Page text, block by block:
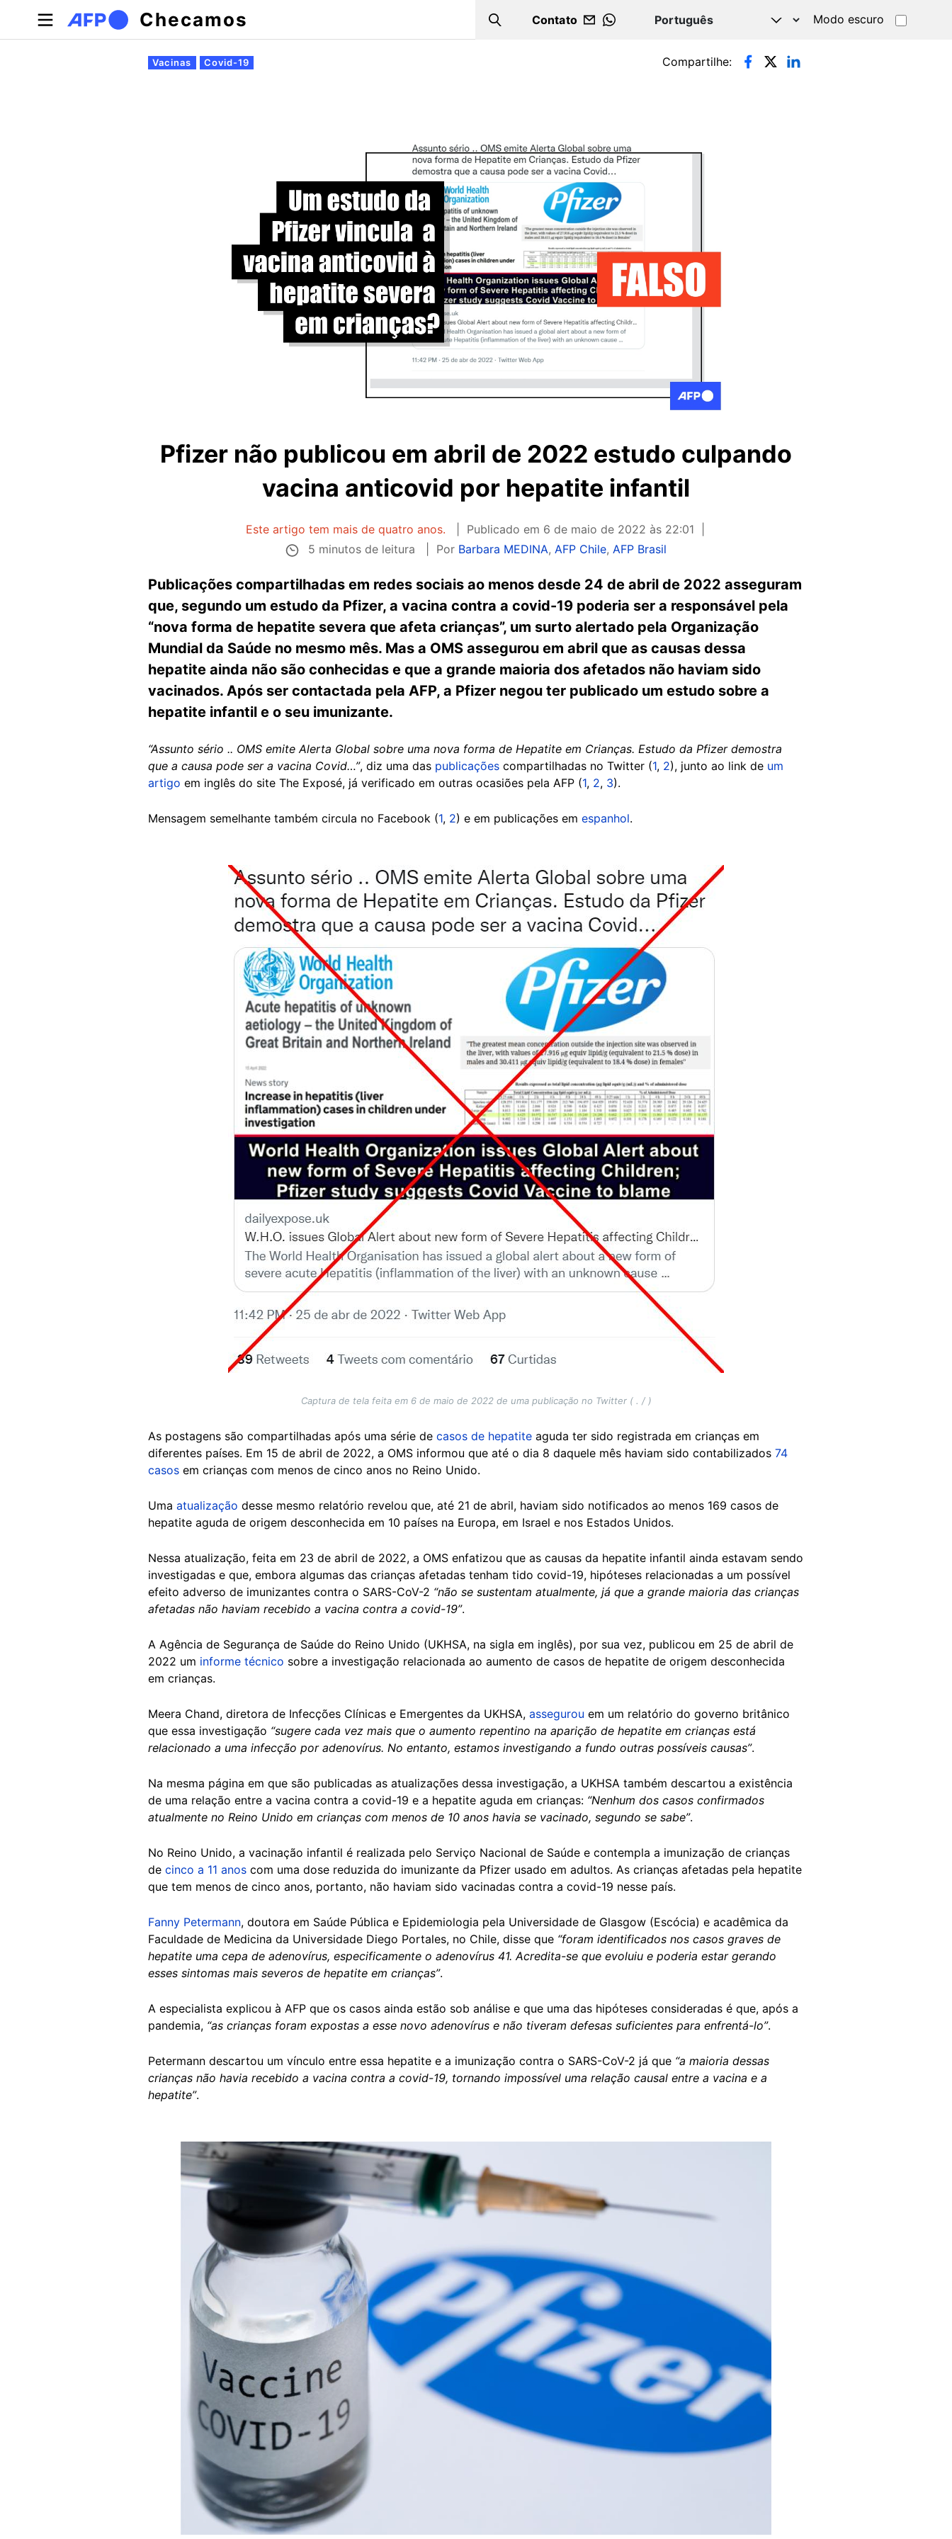
Pular para o conteúdo principal
Checamos Search
Contato
WHATSAPP
Modo escuro
Abas primárias
Vacinas Covid-19 Compartilhe:
Pfizer não publicou em abril de 2022 estudo culpando
vacina anticovid por hepatite infantil
Este artigo tem mais de quatro anos. Publicado em 6 de maio de 2022 às 22:01
5 minutos de leitura
Por Barbara MEDINA, AFP Chile, AFP Brasil
Publicações compartilhadas em redes sociais ao menos desde 24 de abril de 2022 asseguram
que, segundo um estudo da Pfizer, a vacina contra a covid-19 poderia ser a responsável pela
“nova forma de hepatite severa que afeta crianças”, um surto alertado pela Organização
Mundial da Saúde no mesmo mês. Mas a OMS assegurou em abril que as causas dessa
hepatite ainda não são conhecidas e que a grande maioria dos afetados não haviam sido
vacinados. Após ser contactada pela AFP, a Pfizer negou ter publicado um estudo sobre a
hepatite infantil e o seu imunizante.
“Assunto sério .. OMS emite Alerta Global sobre uma nova forma de Hepatite em Crianças. Estudo da Pfizer demostra
que a causa pode ser a vacina Covid…”, diz uma das publicações compartilhadas no Twitter (1, 2), junto ao link de um
artigo em inglês do site The Exposé, já verificado em outras ocasiões pela AFP (1, 2, 3).
Mensagem semelhante também circula no Facebook (1, 2) e em publicações em espanhol.
Captura de tela feita em 6 de maio de 2022 de uma publicação no Twitter ( . / )
As postagens são compartilhadas após uma série de casos de hepatite aguda ter sido registrada em crianças em
diferentes países. Em 15 de abril de 2022, a OMS informou que até o dia 8 daquele mês haviam sido contabilizados 74
casos em crianças com menos de cinco anos no Reino Unido.
Uma atualização desse mesmo relatório revelou que, até 21 de abril, haviam sido notificados ao menos 169 casos de
hepatite aguda de origem desconhecida em 10 países na Europa, em Israel e nos Estados Unidos.
Nessa atualização, feita em 23 de abril de 2022, a OMS enfatizou que as causas da hepatite infantil ainda estavam sendo
investigadas e que, embora algumas das crianças afetadas tenham tido covid-19, hipóteses relacionadas a um possível
efeito adverso de imunizantes contra o SARS-CoV-2 “não se sustentam atualmente, já que a grande maioria das crianças
afetadas não haviam recebido a vacina contra a covid-19”.
A Agência de Segurança de Saúde do Reino Unido (UKHSA, na sigla em inglês), por sua vez, publicou em 25 de abril de
2022 um informe técnico sobre a investigação relacionada ao aumento de casos de hepatite de origem desconhecida
em crianças.
Meera Chand, diretora de Infecções Clínicas e Emergentes da UKHSA, assegurou em um relatório do governo britânico
que essa investigação “sugere cada vez mais que o aumento repentino na aparição de hepatite em crianças está
relacionado a uma infecção por adenovírus. No entanto, estamos investigando a fundo outras possíveis causas”.
Na mesma página em que são publicadas as atualizações dessa investigação, a UKHSA também descartou a existência
de uma relação entre a vacina contra a covid-19 e a hepatite aguda em crianças: “Nenhum dos casos confirmados
atualmente no Reino Unido em crianças com menos de 10 anos havia se vacinado, segundo se sabe”.
No Reino Unido, a vacinação infantil é realizada pelo Serviço Nacional de Saúde e contempla a imunização de crianças
de cinco a 11 anos com uma dose reduzida do imunizante da Pfizer usado em adultos. As crianças afetadas pela hepatite
que tem menos de cinco anos, portanto, não haviam sido vacinadas contra a covid-19 nesse país.
Fanny Petermann, doutora em Saúde Pública e Epidemiologia pela Universidade de Glasgow (Escócia) e acadêmica da
Faculdade de Medicina da Universidade Diego Portales, no Chile, disse que “foram identificados nos casos graves de
hepatite uma cepa de adenovírus, especificamente o adenovírus 41. Acredita-se que evoluiu e poderia estar gerando
esses sintomas mais severos de hepatite em crianças”.
A especialista explicou à AFP que os casos ainda estão sob análise e que uma das hipóteses consideradas é que, após a
pandemia, “as crianças foram expostas a esse novo adenovírus e não tiveram defesas suficientes para enfrentá-lo”.
Petermann descartou um vínculo entre essa hepatite e a imunização contra o SARS-CoV-2 já que “a maioria dessas
crianças não havia recebido a vacina contra a covid-19, tornando impossível uma relação causal entre a vacina e a
hepatite”.